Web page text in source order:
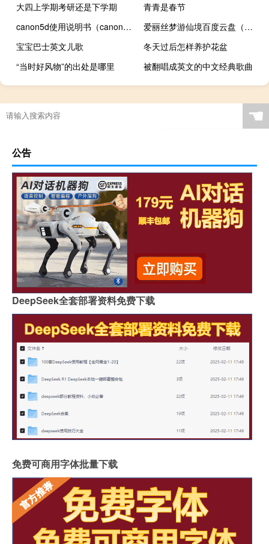
大四上学期考研还是下学期
青青是春节
canon5d使用说明书（canon5d）
爱丽丝梦游仙境百度云盘（爱丽丝梦游仙境百度云）
宝宝巴士英文儿歌
冬天过后怎样养护花盆
“当时好风物”的出处是哪里
被翻唱成英文的中文经典歌曲
☚
公告
DeepSeek全套部署资料免费下载
免费可商用字体批量下载